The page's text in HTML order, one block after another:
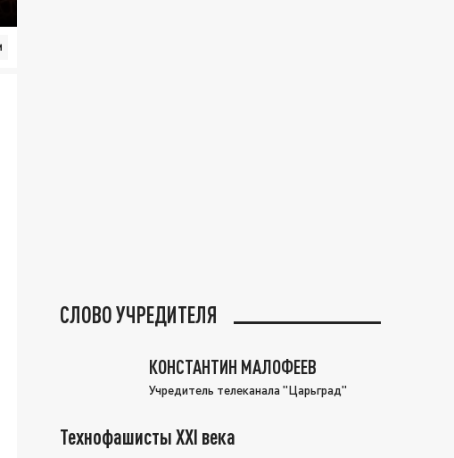
СЛОВО УЧРЕДИТЕЛЯ
КОНСТАНТИН МАЛОФЕЕВ
Учредитель телеканала "Царьград"
Технофашисты XXI века